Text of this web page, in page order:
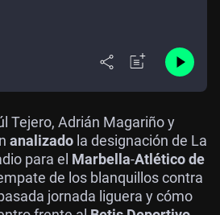
Tejero, Adrián Magariño y
analizado la designación de La
para el Marbella-Atlético de
de los blanquillos contra
jornada liguera y cómo